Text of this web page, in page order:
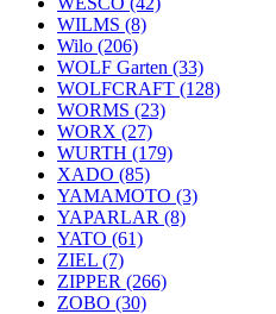
WILMS (8)
Wilo (206)
WOLF Garten (33)
WOLFCRAFT (128)
WORMS (23)
WORX (27)
WURTH (179)
XADO (85)
YAMAMOTO (3)
YAPARLAR (8)
YATO (61)
ZIEL (7)
ZIPPER (266)
ZOBO (30)